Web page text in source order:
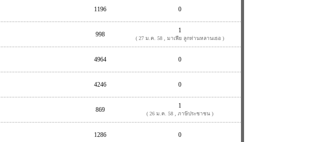
1196 0
998
1
( 27 ม.ค. 58 , มาเฟีย ลูกท่านหลานเธอ )
4964 0
4246 0
869
1
( 26 ม.ค. 58 , ภาษ๊ประชาชน )
1286 0